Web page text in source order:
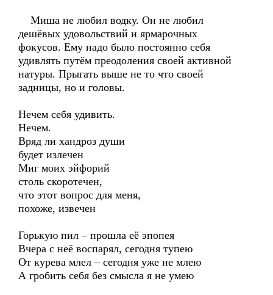
Миша не любил водку. Он не любил
дешёвых удовольствий и ярмарочных
фокусов. Ему надо было постоянно себя
удивлять путём преодоления своей активной
натуры. Прыгать выше не то что своей
задницы, но и головы.
Нечем себя удивить.
Нечем.
Вряд ли хандроз души
будет излечен
Миг моих эйфорий
столь скоротечен,
что этот вопрос для меня,
похоже, извечен
Горькую пил – прошла её эпопея
Вчера с неё воспарял, сегодня тупею
От курева млел – сегодня уже не млею
А гробить себя без смысла я не умею